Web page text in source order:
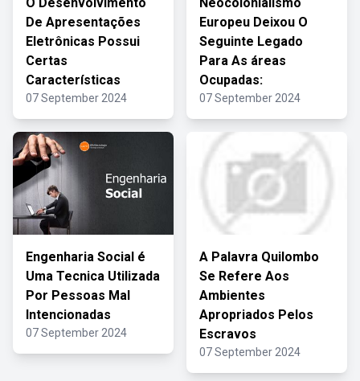
De Apresentações
Eletrônicas Possui
Certas
Características
07 September 2024
Europeu Deixou O
Seguinte Legado
Para As áreas
Ocupadas:
07 September 2024
Engenharia Social é
Uma Tecnica Utilizada
Por Pessoas Mal
Intencionadas
07 September 2024
A Palavra Quilombo
Se Refere Aos
Ambientes
Apropriados Pelos
Escravos
07 September 2024